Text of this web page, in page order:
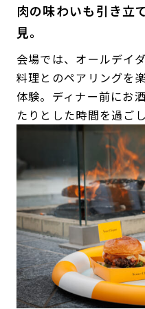
肉の味わいも引き立
見。
会場では、オールデイ
料理とのペアリングを
体験。ディナー前にお
たりとした時間を過ごし